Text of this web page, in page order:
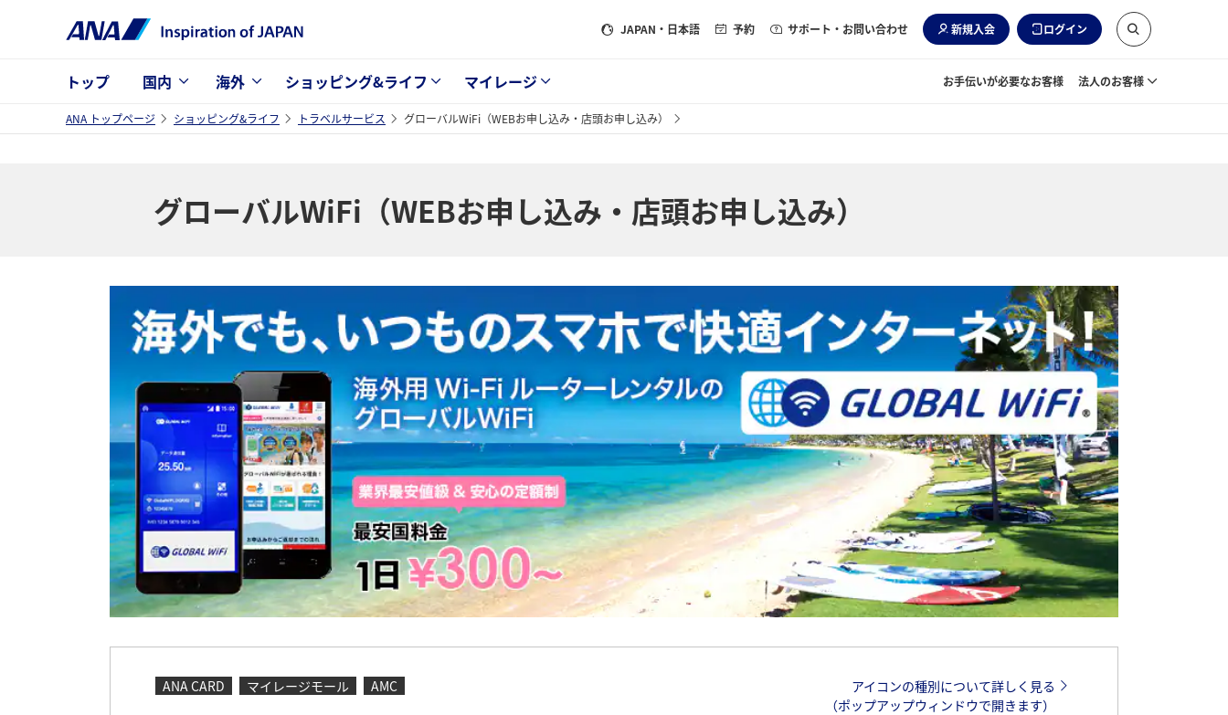
JAPAN ・日本語 予約 サポート・お問い合わせ 新規入会 ログイン
トップ 国内 海外 ショッピング&ライフ マイレージ お手伝いが必要なお客様 法人のお客様
ANA トップページ ショッピング&ライフ トラベルサービス グローバルWiFi（WEBお申し込み・店頭お申し込み）
グローバルWiFi（WEBお申し込み・店頭お申し込み）
ANA CARD マイレージモール AMC
アイコンの種別について詳しく見る
（ポップアップウィンドウで開きます）